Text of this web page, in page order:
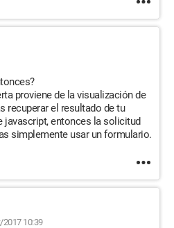
proviene de la visualización de
recuperar el resultado de tu
javascript, entonces la solicitud
simplemente usar un formulario.
2017 10:39